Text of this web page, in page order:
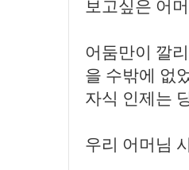
보고싶은 어
어둠만이 깔
을 수밖에 없
자식 인제는
우리 어머님